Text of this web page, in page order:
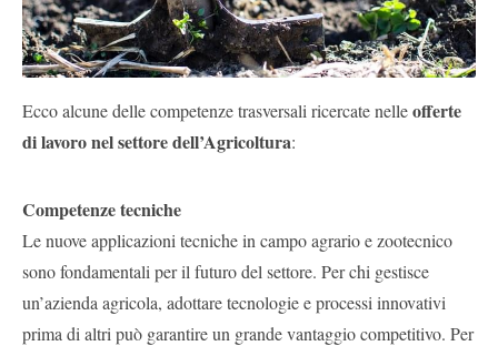
Ecco alcune delle competenze trasversali ricercate nelleofferte
di lavoro nel settore dell’Agricoltura:
Competenze tecniche
Le nuove applicazioni tecniche in campo agrario e zootecnico
sono fondamentali per il futuro del settore. Per chi gestisce
un’azienda agricola, adottare tecnologie e processi innovativi
prima di altri può garantire un grande vantaggio competitivo. Per